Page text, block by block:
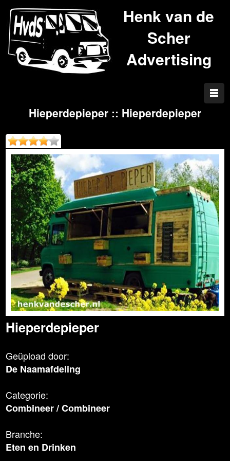
Henk van de
Scher
Advertising
Hieperdepieper :: Hieperdepieper
Hieperdepieper
Geüpload door:
De Naamafdeling
Categorie:
Combineer/Combineer
Branche:
Eten en Drinken